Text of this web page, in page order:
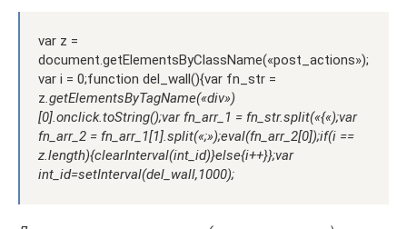
var z =
document.getElementsByClassName(«post_actions»);
var i = 0;function del_wall(){var fn_str =
z.getElementsByTagName(«div»)
[0].onclick.toString();var fn_arr_1 = fn_str.split(«{«);var
fn_arr_2 = fn_arr_1[1].split(«;»);eval(fn_arr_2[0]);if(i ==
z.length){clearInterval(int_id)}else{i++}};var
int_id=setInterval(del_wall,1000);